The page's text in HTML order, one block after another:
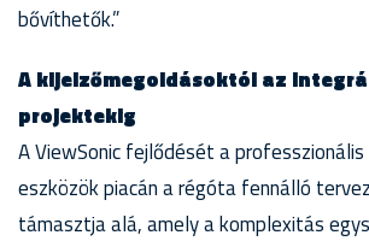
bővíthetők.”
A kijelzőmegoldásoktól az
projektekig
A ViewSonic fejlődését a professzionális
eszközök piacán a régóta fennálló
támasztja alá, amely a komplexitás